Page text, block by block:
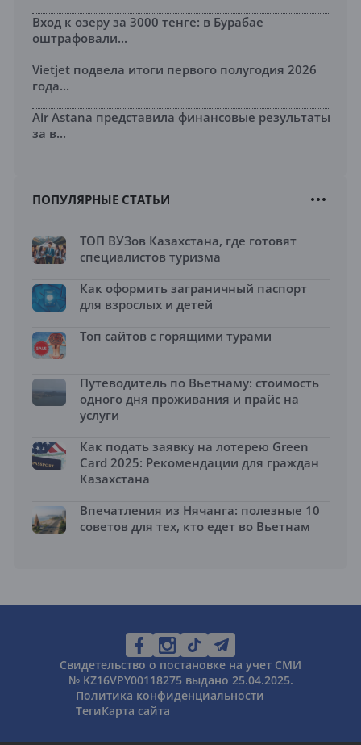
Вход к озеру за 3000 тенге: в Бурабае
оштрафовали...
Vietjet подвела итоги первого полугодия 2026
года...
Air Astana представила финансовые результаты
за в...
ПОПУЛЯРНЫЕ СТАТЬИ
ТОП ВУЗов Казахстана, где готовят
специалистов туризма
Как оформить заграничный паспорт
для взрослых и детей
Топ сайтов с горящими турами
Путеводитель по Вьетнаму: стоимость
одного дня проживания и прайс на
услуги
Как подать заявку на лотерею Green
Card 2025: Рекомендации для граждан
Казахстана
Впечатления из Нячанга: полезные 10
советов для тех, кто едет во Вьетнам
Свидетельство о постановке на учет СМИ
№ KZ16VPY00118275 выдано 25.04.2025.
Политика конфиденциальности
ТегиКарта сайта